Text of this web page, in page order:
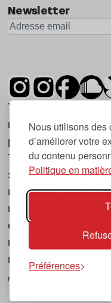
Nous utilisons des
d’améliorer votre
du contenu
Politique en
Préférences
Newsletter
Tsugi est un
musique et les
première parution
Tsugi en japonais
», ce qui
magazine, à l’affût
musicales, qu’elles
électronique, du
nouveaux
musique.
POLITIQUE DE COOKIES (UE)